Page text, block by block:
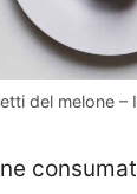
del melone –